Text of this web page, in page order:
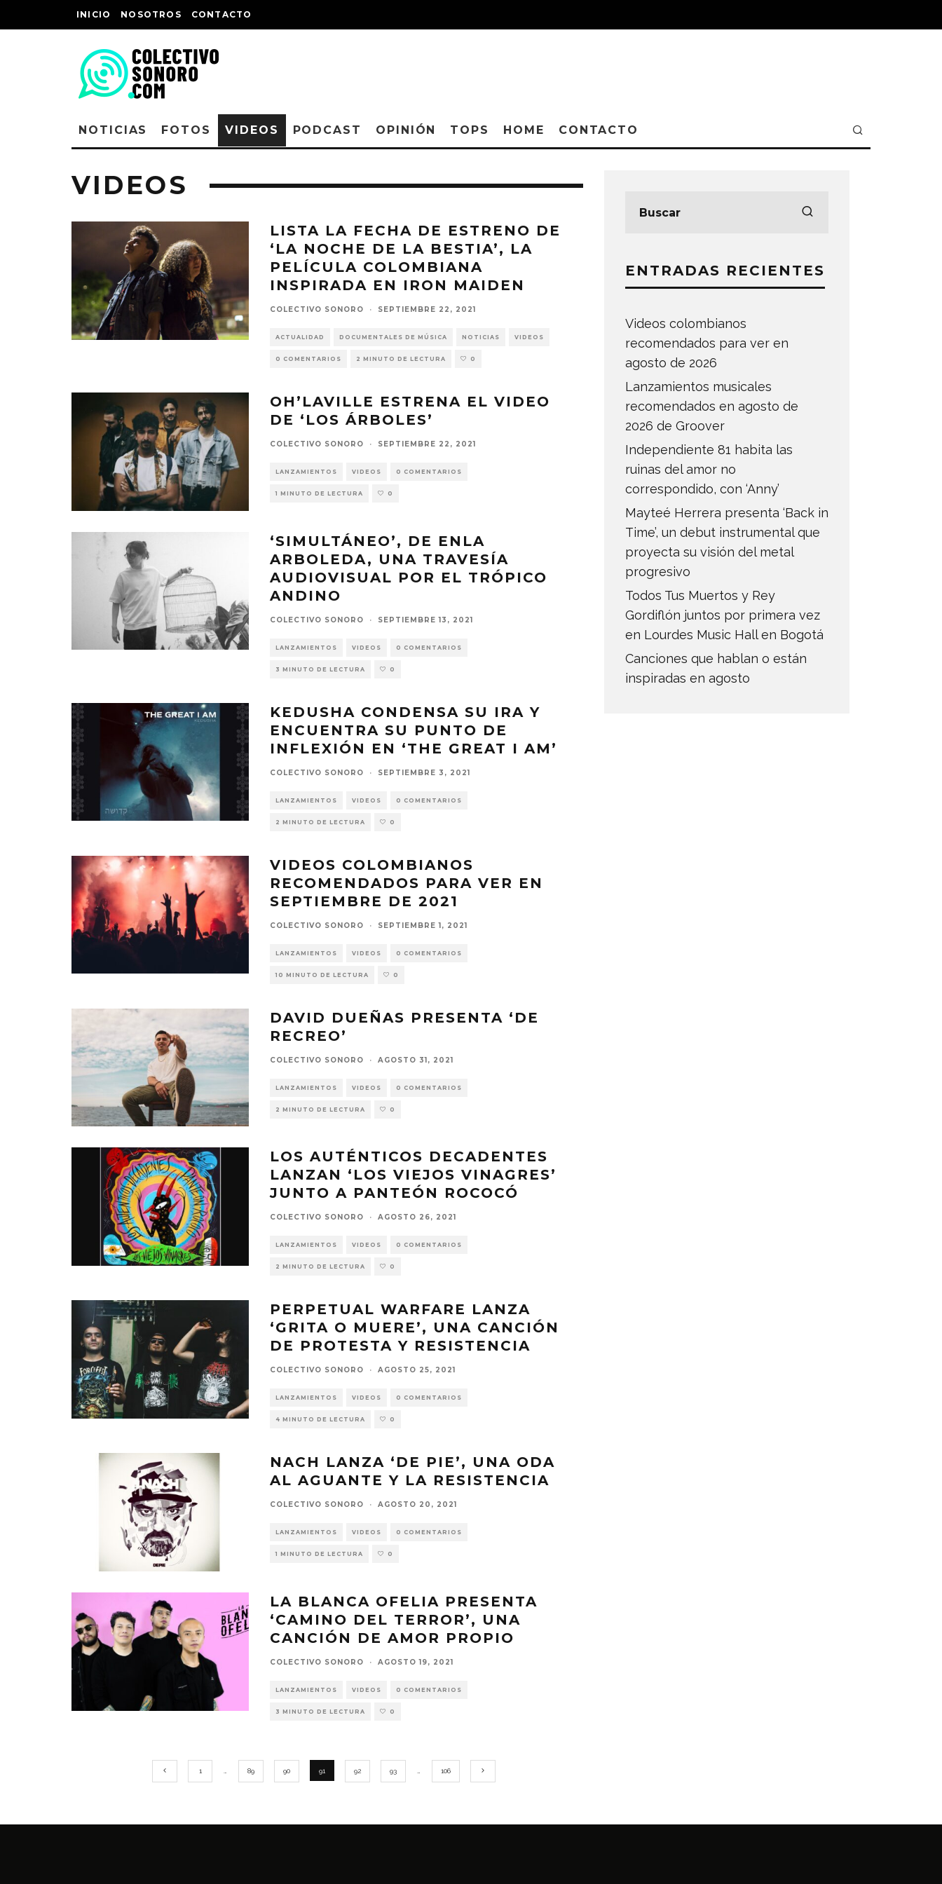
INICIO NOSOTROS CONTACTO
NOTICIAS FOTOS VIDEOS PODCAST OPINIÓN TOPS HOME CONTACTO
VIDEOS
LISTA LA FECHA DE ESTRENO DE
‘LA NOCHE DE LA BESTIA’, LA
PELÍCULA COLOMBIANA
INSPIRADA EN IRON MAIDEN
COLECTIVO SONORO · SEPTIEMBRE 22, 2021
ACTUALIDAD DOCUMENTALES DE MÚSICA NOTICIAS VIDEOS
0 COMENTARIOS 2 MINUTO DE LECTURA 0
OH’LAVILLE ESTRENA EL VIDEO
DE ‘LOS ÁRBOLES’
COLECTIVO SONORO · SEPTIEMBRE 22, 2021
LANZAMIENTOS VIDEOS 0 COMENTARIOS
1 MINUTO DE LECTURA 0
‘SIMULTÁNEO’, DE ENLA
ARBOLEDA, UNA TRAVESÍA
AUDIOVISUAL POR EL TRÓPICO
ANDINO
COLECTIVO SONORO · SEPTIEMBRE 13, 2021
LANZAMIENTOS VIDEOS 0 COMENTARIOS
3 MINUTO DE LECTURA 0
KEDUSHA CONDENSA SU IRA Y
ENCUENTRA SU PUNTO DE
INFLEXIÓN EN ‘THE GREAT I AM’
COLECTIVO SONORO · SEPTIEMBRE 3, 2021
LANZAMIENTOS VIDEOS 0 COMENTARIOS
2 MINUTO DE LECTURA 0
VIDEOS COLOMBIANOS
RECOMENDADOS PARA VER EN
SEPTIEMBRE DE 2021
COLECTIVO SONORO · SEPTIEMBRE 1, 2021
LANZAMIENTOS VIDEOS 0 COMENTARIOS
10 MINUTO DE LECTURA 0
DAVID DUEÑAS PRESENTA ‘DE
RECREO’
COLECTIVO SONORO · AGOSTO 31, 2021
LANZAMIENTOS VIDEOS 0 COMENTARIOS
2 MINUTO DE LECTURA 0
LOS AUTÉNTICOS DECADENTES
LANZAN ‘LOS VIEJOS VINAGRES’
JUNTO A PANTEÓN ROCOCÓ
COLECTIVO SONORO · AGOSTO 26, 2021
LANZAMIENTOS VIDEOS 0 COMENTARIOS
2 MINUTO DE LECTURA 0
PERPETUAL WARFARE LANZA
‘GRITA O MUERE’, UNA CANCIÓN
DE PROTESTA Y RESISTENCIA
COLECTIVO SONORO · AGOSTO 25, 2021
LANZAMIENTOS VIDEOS 0 COMENTARIOS
4 MINUTO DE LECTURA 0
NACH LANZA ‘DE PIE’, UNA ODA
AL AGUANTE Y LA RESISTENCIA
COLECTIVO SONORO · AGOSTO 20, 2021
LANZAMIENTOS VIDEOS 0 COMENTARIOS
1 MINUTO DE LECTURA 0
LA BLANCA OFELIA PRESENTA
‘CAMINO DEL TERROR’, UNA
CANCIÓN DE AMOR PROPIO
COLECTIVO SONORO · AGOSTO 19, 2021
LANZAMIENTOS VIDEOS 0 COMENTARIOS
3 MINUTO DE LECTURA 0
1 89 90 91 92 93 106
ENTRADAS RECIENTES
Videos colombianos
recomendados para ver en
agosto de 2026
Lanzamientos musicales
recomendados en agosto de
2026 de Groover
Independiente 81 habita las
ruinas del amor no
correspondido, con ‘Anny’
Mayteé Herrera presenta ‘Back in
Time’, un debut instrumental que
proyecta su visión del metal
progresivo
Todos Tus Muertos y Rey
Gordiflón juntos por primera vez
en Lourdes Music Hall en Bogotá
Canciones que hablan o están
inspiradas en agosto